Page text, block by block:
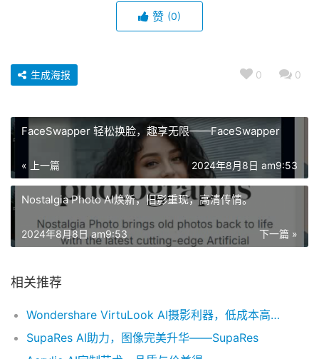
赞 (0)
0 0
生成海报
FaceSwapper 轻松换脸，趣享无限——FaceSwapper
« 上一篇 2024年8月8日 am9:53
Nostalgia Photo AI焕新，旧影重现，高清传情。
下一篇 »
2024年8月8日 am9:53
相关推荐
Wondershare VirtuLook AI摄影利器，低成本高质量，定制快捷。
SupaRes AI助力，图像完美升华——SupaRes